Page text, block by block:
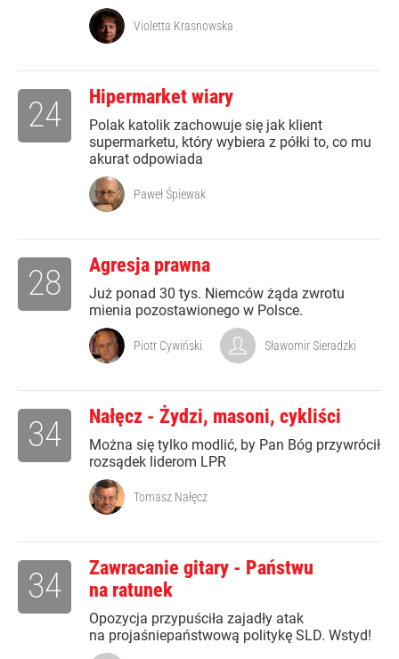
Violetta Krasnowska
Hipermarket wiary
Polak katolik zachowuje się jak klient
supermarketu, który wybiera z półki to, co mu
akurat odpowiada
24
Paweł Śpiewak
Agresja prawna
Już ponad 30 tys. Niemców żąda zwrotu
mienia pozostawionego w Polsce.
28
Piotr Cywiński Sławomir Sieradzki
Nałęcz - Żydzi, masoni, cykliści
Można się tylko modlić, by Pan Bóg przywrócił
rozsądek liderom LPR
34
Tomasz Nałęcz
Zawracanie gitary - Państwu
na ratunek
Opozycja przypuściła zajadły atak
na projaśniepaństwową politykę SLD. Wstyd!
34